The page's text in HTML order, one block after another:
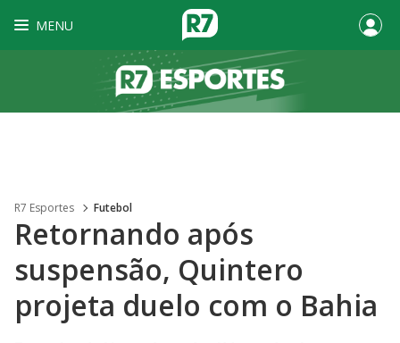
MENU
R7 Esportes Futebol
Retornando após
suspensão, Quintero
projeta duelo com o Bahia